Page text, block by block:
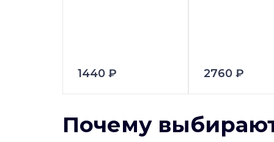
1440 ₽ 2760 ₽
Почему